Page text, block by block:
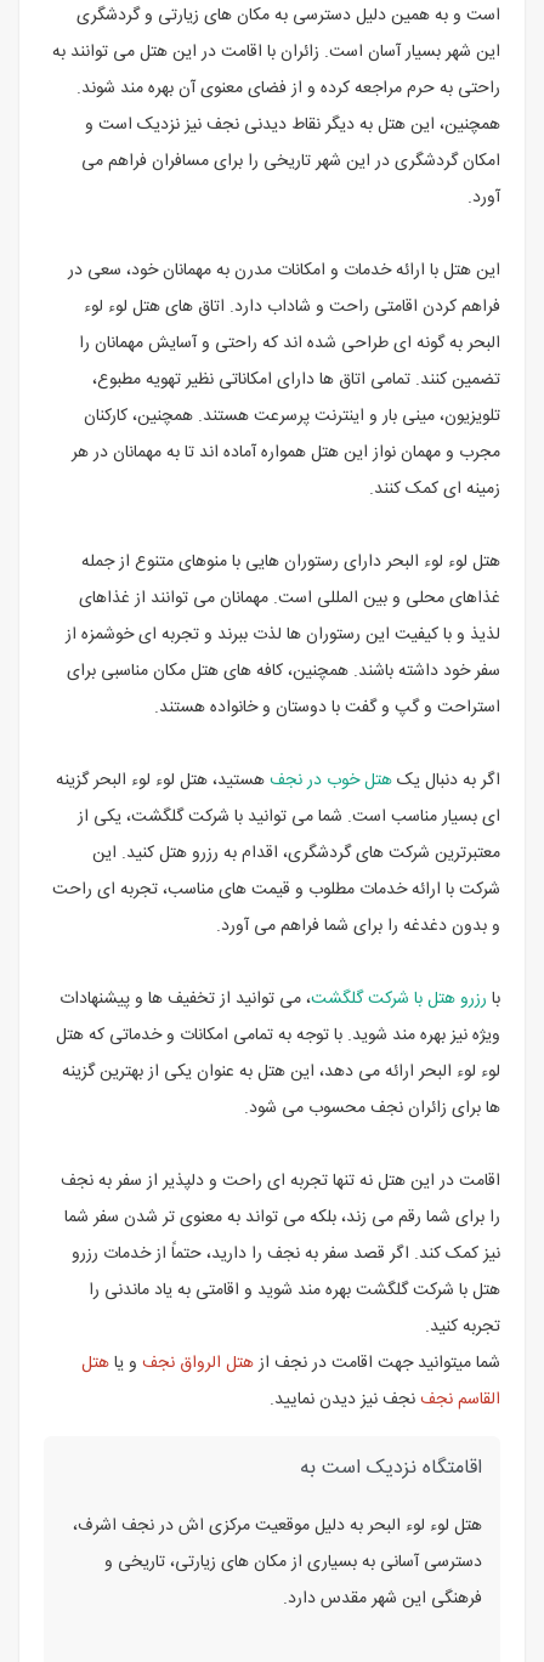
است و به همین دلیل دسترسی به مکان های زیارتی و گردشگری
این شهر بسیار آسان است. زائران با اقامت در این هتل می توانند به
راحتی به حرم مراجعه کرده و از فضای معنوی آن بهره مند شوند.
همچنین، این هتل به دیگر نقاط دیدنی نجف نیز نزدیک است و
امکان گردشگری در این شهر تاریخی را برای مسافران فراهم می
آورد.
این هتل با ارائه خدمات و امکانات مدرن به مهمانان خود، سعی در
فراهم کردن اقامتی راحت و شاداب دارد. اتاق های هتل لوء لوء
البحر به گونه ای طراحی شده اند که راحتی و آسایش مهمانان را
تضمین کنند. تمامی اتاق ها دارای امکاناتی نظیر تهویه مطبوع،
تلویزیون، مینی بار و اینترنت پرسرعت هستند. همچنین، کارکنان
مجرب و مهمان نواز این هتل همواره آماده اند تا به مهمانان در هر
زمینه ای کمک کنند.
هتل لوء لوء البحر دارای رستوران هایی با منوهای متنوع از جمله
غذاهای محلی و بین المللی است. مهمانان می توانند از غذاهای
لذیذ و با کیفیت این رستوران ها لذت ببرند و تجربه ای خوشمزه از
سفر خود داشته باشند. همچنین، کافه های هتل مکان مناسبی برای
استراحت و گپ و گفت با دوستان و خانواده هستند.
اگر به دنبال یکهتل خوب در نجفهستید، هتل لوء لوء البحر گزینه
ای بسیار مناسب است. شما می توانید با شرکت گلگشت، یکی از
معتبرترین شرکت های گردشگری، اقدام به رزرو هتل کنید. این
شرکت با ارائه خدمات مطلوب و قیمت های مناسب، تجربه ای راحت
و بدون دغدغه را برای شما فراهم می آورد.
با رزرو هتل با شرکت گلگشت، می توانید از تخفیف ها و پیشنهادات
ویژه نیز بهره مند شوید. با توجه به تمامی امکانات و خدماتی که هتل
لوء لوء البحر ارائه می دهد، این هتل به عنوان یکی از بهترین گزینه
ها برای زائران نجف محسوب می شود.
اقامت در این هتل نه تنها تجربه ای راحت و دلپذیر از سفر به نجف
را برای شما رقم می زند، بلکه می تواند به معنوی تر شدن سفر شما
نیز کمک کند. اگر قصد سفر به نجف را دارید، حتماً از خدمات رزرو
هتل با شرکت گلگشت بهره مند شوید و اقامتی به یاد ماندنی را
تجربه کنید.
شما میتوانید جهت اقامت در نجف ازهتل الرواق نجف و یاهتل
القاسم نجفنجف نیز دیدن نمایید.
اقامتگاه نزدیک است به
هتل لوء لوء البحر به دلیل موقعیت مرکزی اش در نجف اشرف،
دسترسی آسانی به بسیاری از مکان های زیارتی، تاریخی و
فرهنگی این شهر مقدس دارد.